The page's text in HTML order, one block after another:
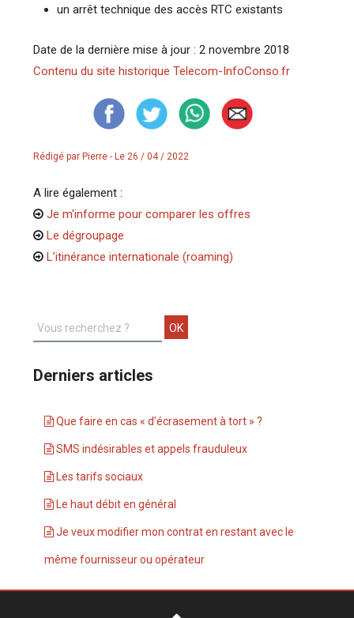
un arrêt technique des accès RTC existants
Date de la dernière mise à jour : 2 novembre 2018
Contenu du site historique Telecom-InfoConso.fr
Rédigé par Pierre - Le 26 / 04 / 2022
A lire également :
Je m'informe pour comparer les offres
Le dégroupage
L’itinérance internationale (roaming)
Derniers articles
Que faire en cas « d’écrasement à tort » ?
SMS indésirables et appels frauduleux
Les tarifs sociaux
Le haut débit en général
Je veux modifier mon contrat en restant avec le
même fournisseur ou opérateur